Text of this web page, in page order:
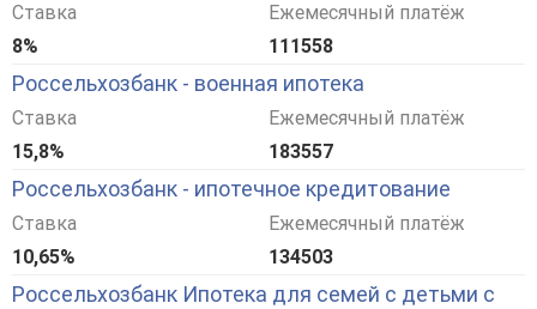
Ставка
8%
Ежемесячный платёж
111558
Россельхозбанк - военная ипотека
Ставка
15,8%
Ежемесячный платёж
183557
Россельхозбанк - ипотечное кредитование
Ставка
10,65%
Ежемесячный платёж
134503
Россельхозбанк Ипотека для семей с детьми с